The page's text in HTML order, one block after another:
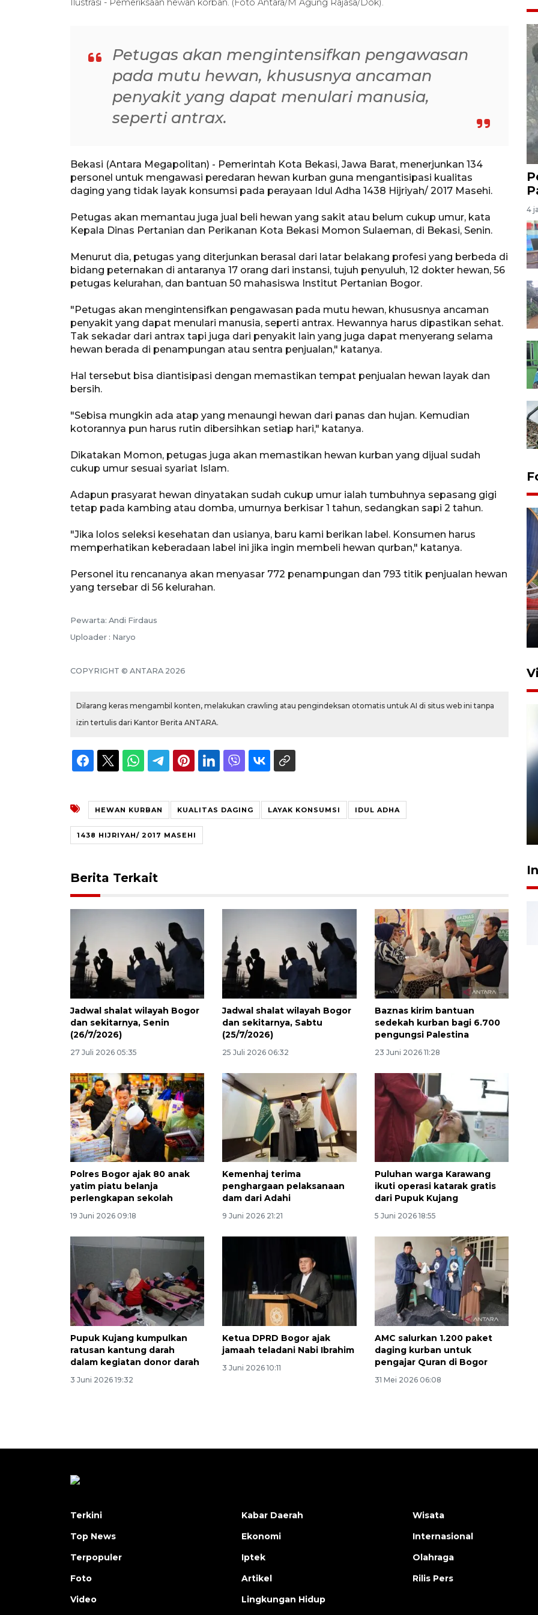
Ilustrasi - Pemeriksaan hewan korban. (Foto Antara/M Agung Rajasa/Dok).
Petugas akan mengintensifkan pengawasan
pada mutu hewan, khususnya ancaman
penyakit yang dapat menulari manusia,
seperti antrax.
Bekasi (Antara Megapolitan) - Pemerintah Kota Bekasi, Jawa Barat, menerjunkan 134
personel untuk mengawasi peredaran hewan kurban guna mengantisipasi kualitas
daging yang tidak layak konsumsi pada perayaan Idul Adha 1438 Hijriyah/ 2017 Masehi.
Petugas akan memantau juga jual beli hewan yang sakit atau belum cukup umur, kata
Kepala Dinas Pertanian dan Perikanan Kota Bekasi Momon Sulaeman, di Bekasi, Senin.
Menurut dia, petugas yang diterjunkan berasal dari latar belakang profesi yang berbeda di
bidang peternakan di antaranya 17 orang dari instansi, tujuh penyuluh, 12 dokter hewan, 56
petugas kelurahan, dan bantuan 50 mahasiswa Institut Pertanian Bogor.
"Petugas akan mengintensifkan pengawasan pada mutu hewan, khususnya ancaman
penyakit yang dapat menulari manusia, seperti antrax. Hewannya harus dipastikan sehat.
Tak sekadar dari antrax tapi juga dari penyakit lain yang juga dapat menyerang selama
hewan berada di penampungan atau sentra penjualan," katanya.
Hal tersebut bisa diantisipasi dengan memastikan tempat penjualan hewan layak dan
bersih.
"Sebisa mungkin ada atap yang menaungi hewan dari panas dan hujan. Kemudian
kotorannya pun harus rutin dibersihkan setiap hari," katanya.
Dikatakan Momon, petugas juga akan memastikan hewan kurban yang dijual sudah
cukup umur sesuai syariat Islam.
Adapun prasyarat hewan dinyatakan sudah cukup umur ialah tumbuhnya sepasang gigi
tetap pada kambing atau domba, umurnya berkisar 1 tahun, sedangkan sapi 2 tahun.
"Jika lolos seleksi kesehatan dan usianya, baru kami berikan label. Konsumen harus
memperhatikan keberadaan label ini jika ingin membeli hewan qurban," katanya.
Personel itu rencananya akan menyasar 772 penampungan dan 793 titik penjualan hewan
yang tersebar di 56 kelurahan.
Pewarta: Andi Firdaus
Uploader : Naryo
COPYRIGHT © ANTARA 2026
Dilarang keras mengambil konten, melakukan crawling atau pengindeksan otomatis untuk AI di situs web ini tanpa
izin tertulis dari Kantor Berita ANTARA.
HEWAN KURBAN KUALITAS DAGING LAYAK KONSUMSI IDUL ADHA
1438 HIJRIYAH/ 2017 MASEHI
Berita Terkait
Jadwal shalat wilayah Bogor
dan sekitarnya, Senin
(26/7/2026)
27 Juli 2026 05:35
Jadwal shalat wilayah Bogor
dan sekitarnya, Sabtu
(25/7/2026)
25 Juli 2026 06:32
Baznas kirim bantuan
sedekah kurban bagi 6.700
pengungsi Palestina
23 Juni 2026 11:28
Polres Bogor ajak 80 anak
yatim piatu belanja
perlengkapan sekolah
19 Juni 2026 09:18
Kemenhaj terima
penghargaan pelaksanaan
dam dari Adahi
9 Juni 2026 21:21
Puluhan warga Karawang
ikuti operasi katarak gratis
dari Pupuk Kujang
5 Juni 2026 18:55
Pupuk Kujang kumpulkan
ratusan kantung darah
dalam kegiatan donor darah
3 Juni 2026 19:32
Ketua DPRD Bogor ajak
jamaah teladani Nabi Ibrahim
3 Juni 2026 10:11
AMC salurkan 1.200 paket
daging kurban untuk
pengajar Quran di Bogor
31 Mei 2026 06:08
4
Pelanggan Filaha Farm setia
sampai 8 tahan?
160 ribu sambungan baru
jaringan gas 2026
2026-08-07 18:00:00
Terkini
Top News
Terpopuler
Foto
Video
Kabar Daerah
Ekonomi
Iptek
Artikel
Lingkungan Hidup
Wisata
Internasional
Olahraga
Rilis Pers